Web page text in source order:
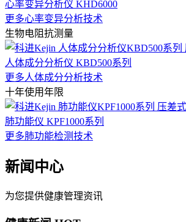
心率变异分析仪 KHD6000
更多心率变异分析技术
生物电阻抗测量
人体成分分析仪 KBD500系列
更多人体成分分析技术
十年使用年限
肺功能仪 KPF1000系列
更多肺功能检测技术
新闻中心
为您提供健康管理资讯